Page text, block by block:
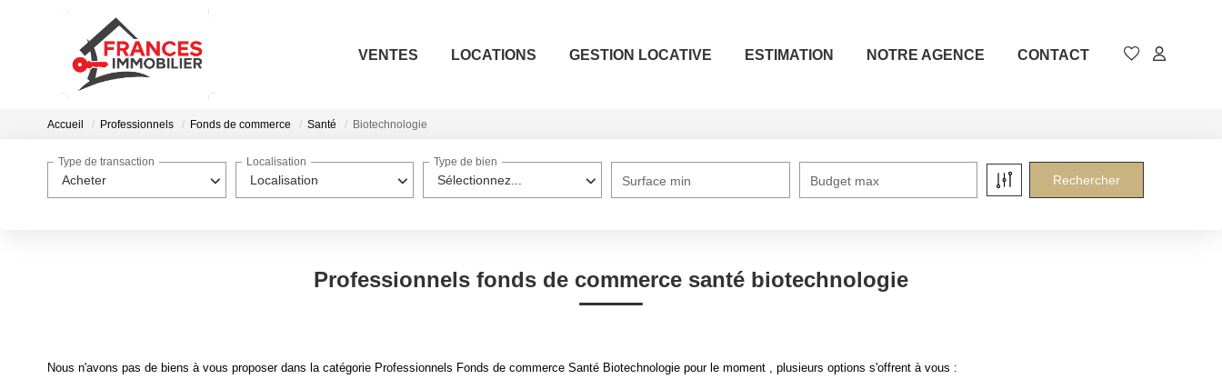
VENTES LOCATIONS GESTION LOCATIVE ESTIMATION NOTRE AGENCE CONTACT
Accueil Professionnels Fonds de commerce Santé Biotechnologie
Acheter
Type de transaction
Localisation
Localisation
Sélectionnez...
Type de bien
Surface min Budget max
Professionnels fonds de commerce santé biotechnologie
Nous n'avons pas de biens à vous proposer dans la catégorie Professionnels Fonds de commerce Santé Biotechnologie pour le moment , plusieurs options s'offrent à vous :